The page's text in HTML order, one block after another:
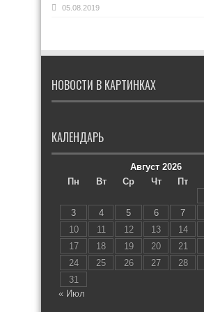
05.08.2019
НОВОСТИ В КАРТИНКАХ
КАЛЕНДАРЬ
Август 2026
Пн
Вт Ср Чт Пт
3
4 5 6 7
10
11 12 13 14
17
18 19 20 21
24
25 26 27 28
31
« Июл